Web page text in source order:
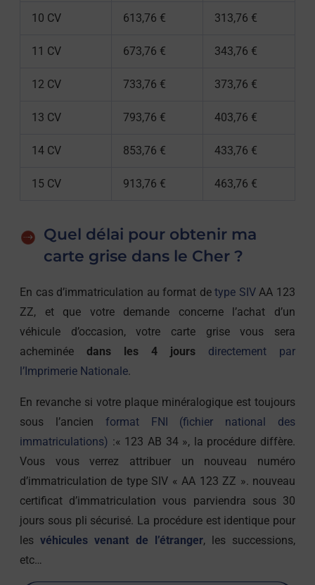
10 CV 613,76 € 313,76 €
11 CV 673,76 € 343,76 €
12 CV 733,76 € 373,76 €
13 CV 793,76 € 403,76 €
14 CV 853,76 € 433,76 €
15 CV 913,76 € 463,76 €
Quel délai pour obtenir ma
carte grise dans le Cher ?
En cas d’immatriculation au format detype SIVAA 123
ZZ, et que votre demande concerne l’achat d’un
véhicule d’occasion, votre carte grise vous sera
acheminée dans les 4 jours
directement par
l’Imprimerie Nationale.
En revanche si votre plaque minéralogique est toujours
sous l’ancien format FNI (fichier national des
immatriculations) :« 123 AB 34 », la procédure diffère.
Vous vous verrez attribuer un nouveau numéro
d’immatriculation de type SIV « AA 123 ZZ ». nouveau
certificat d’immatriculation vous parviendra sous 30
jours sous pli sécurisé. La procédure est identique pour
lesvéhicules venant de l’étranger, les successions,
etc…